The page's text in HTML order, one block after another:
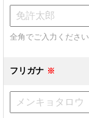
全角でご入力ください
フリガナ